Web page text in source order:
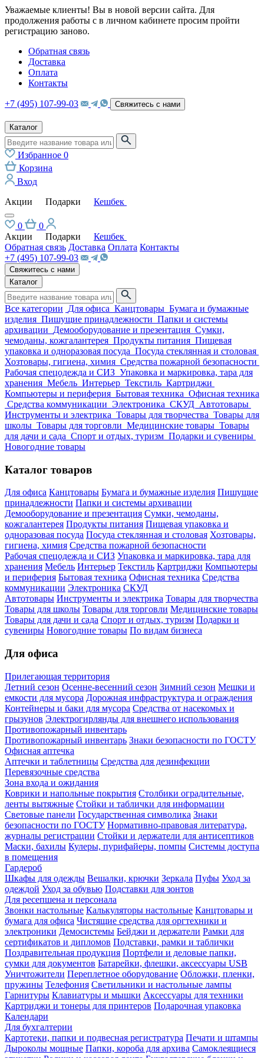
Уважаемые клиенты! Вы в новой версии сайта. Для
продолжения работы с в личном кабинете просим пройти
регистрацию заново.
Обратная связь
Доставка
Оплата
Контакты
+7 (495) 107-99-03 Свяжитесь с нами
Каталог
Избранное 0
Корзина
Вход
Акции
Подарки Кешбек
0
0
Акции
Подарки
Кешбек
Обратная связь Доставка Оплата Контакты
+7 (495) 107-99-03
Свяжитесь с нами
Каталог
Все категории Для офиса Канцтовары Бумага и бумажные
изделия Пишущие принадлежности Папки и системы
архивации Демооборудование и презентация Сумки,
чемоданы, кожгалантерея Продукты питания Пищевая
упаковка и одноразовая посуда Посуда стеклянная и столовая
Хозтовары, гигиена, химия Средства пожарной безопасности
Рабочая спецодежда и СИЗ Упаковка и маркировка, тара для
хранения Мебель Интерьер Текстиль Картриджи
Компьютеры и периферия Бытовая техника Офисная техника
Средства коммуникации Электроника СКУД Автотовары
Инструменты и электрика Товары для творчества Товары для
школы Товары для торговли Медицинские товары Товары
для дачи и сада Спорт и отдых, туризм Подарки и сувениры
Новогодние товары
Каталог товаров
Для офиса Канцтовары Бумага и бумажные изделия Пишущие
принадлежности Папки и системы архивации
Демооборудование и презентация Сумки, чемоданы,
кожгалантерея Продукты питания Пищевая упаковка и
одноразовая посуда Посуда стеклянная и столовая Хозтовары,
гигиена, химия Средства пожарной безопасности
Рабочая спецодежда и СИЗ Упаковка и маркировка, тара для
хранения Мебель Интерьер Текстиль Картриджи Компьютеры
и периферия Бытовая техника Офисная техника Средства
коммуникации Электроника СКУД
Автотовары Инструменты и электрика Товары для творчества
Товары для школы Товары для торговли Медицинские товары
Товары для дачи и сада Спорт и отдых, туризм Подарки и
сувениры Новогодние товары По видам бизнеса
Для офиса
Прилегающая территория
Летний сезон Осенне-весенний сезон Зимний сезон Мешки и
емкости для мусора Дорожная инфраструктура и ограждения
Контейнеры и баки для мусора Средства от насекомых и
грызунов Электрогирлянды для внешнего использования
Противопожарный инвентарь
Противопожарный инвентарь Знаки безопасности по ГОСТУ
Офисная аптечка
Аптечки и таблетницы Средства для дезинфекции
Перевязочные средства
Зона входа и ожидания
Коврики и напольные покрытия Столбики оградительные,
ленты вытяжные Стойки и таблички для информации
Световые панели Государственная символика Знаки
безопасности по ГОСТУ Нормативно-правовая литература,
журналы регистрации Стойки и держатели для антисептиков
Маски, бахилы Кулеры, пурифайеры, помпы Системы доступа
в помещения
Гардероб
Шкафы для одежды Вешалки, крючки Зеркала Пуфы Уход за
одеждой Уход за обувью Подставки для зонтов
Для ресепшена и персонала
Звонки настольные Калькуляторы настольные Канцтовары и
бумага для офиса Чистящие средства для оргтехники и
электроники Демосистемы Бейджи и держатели Рамки для
сертификатов и дипломов Подставки, рамки и таблички
Поздравительная продукция Портфели и деловые папки,
сумки для документов Батарейки, флешки, аксессуары USB
Уничтожители Переплетное оборудование Обложки, пленки,
пружины Телефония Светильники и настольные лампы
Гарнитуры Клавиатуры и мышки Аксессуары для техники
Картриджи и тонеры для принтеров Подарочная упаковка
Календари
Для бухгалтерии
Картотеки, папки и подвесная регистратура Печати и штампы
Дыроколы мощные Папки, короба для архива Самоклеящиеся